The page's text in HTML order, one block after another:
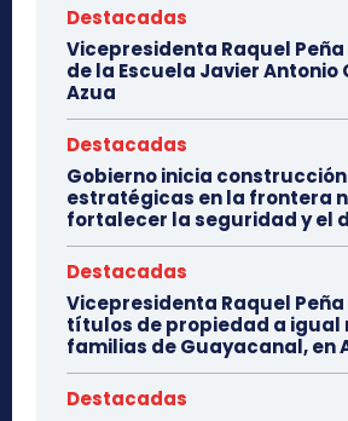
Destacadas
Vicepresidenta Raquel
de la Escuela Javier Antonio
Azua
Destacadas
Gobierno inicia
estratégicas en la frontera
fortalecer la seguridad y el
Destacadas
Vicepresidenta Raquel
títulos de propiedad a igual
familias de Guayacanal, en
Destacadas